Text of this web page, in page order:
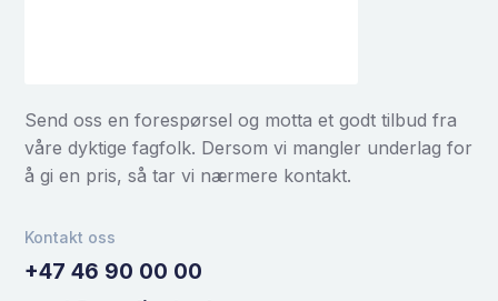
Send oss en forespørsel og motta et godt tilbud fra
våre dyktige fagfolk. Dersom vi mangler underlag for
å gi en pris, så tar vi nærmere kontakt.
Kontakt oss
+47 46 90 00 00